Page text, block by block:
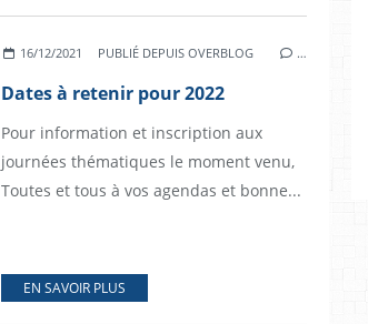
16/12/2021 PUBLIÉ DEPUIS OVERBLOG …
Dates à retenir pour 2022
Pour information et inscription aux
journées thématiques le moment venu,
Toutes et tous à vos agendas et bonne...
EN SAVOIR PLUS